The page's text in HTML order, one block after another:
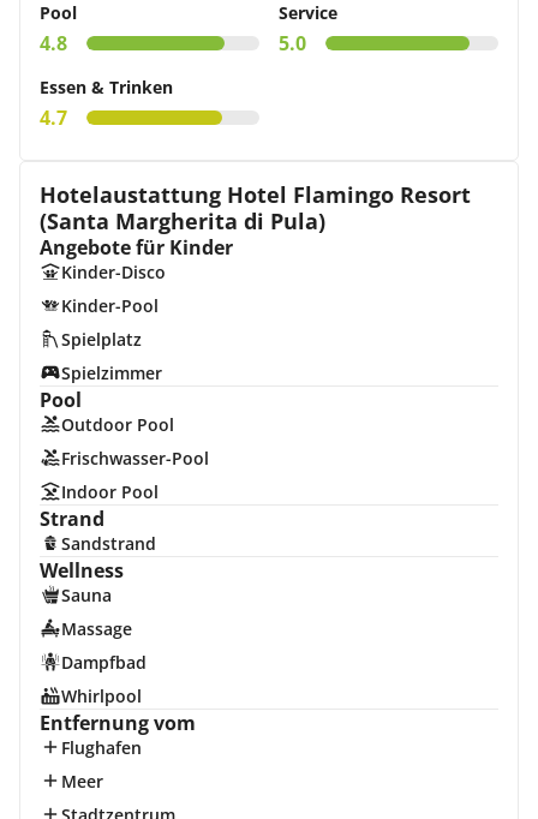
Pool
4.8
Service
5.0
Essen & Trinken
4.7
Hotelaustattung Hotel Flamingo Resort
(Santa Margherita di Pula)
Angebote für Kinder
Kinder-Disco
Kinder-Pool
Spielplatz
Spielzimmer
Pool
Outdoor Pool
Frischwasser-Pool
Indoor Pool
Strand
Sandstrand
Wellness
Sauna
Massage
Dampfbad
Whirlpool
Entfernung vom
Flughafen
Meer